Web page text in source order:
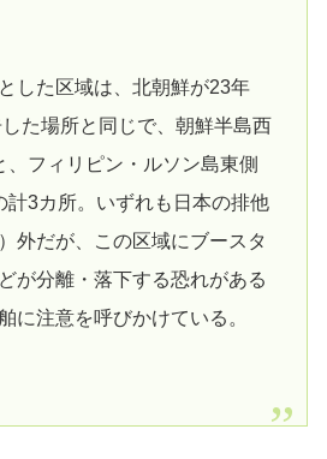
した区域は、北朝鮮が23年
た場所と同じで、朝鮮半島西
フィリピン・ルソン島東側
計3カ所。いずれも日本の排他
外だが、この区域にブースタ
が分離・落下する恐れがある
に注意を呼びかけている。